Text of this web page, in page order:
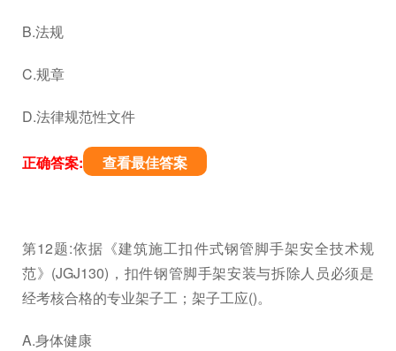
B.法规
C.规章
D.法律规范性文件
正确答案: 查看最佳答案
第12题:依据《建筑施工扣件式钢管脚手架安全技术规
范》(JGJ130)，扣件钢管脚手架安装与拆除人员必须是
经考核合格的专业架子工；架子工应()。
A.身体健康